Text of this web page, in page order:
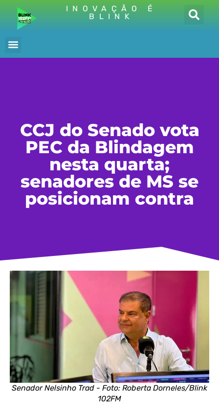
INOVAÇÃO É
BLINK
CCJ do Senado vota
PEC da Blindagem
nesta quarta;
senadores de MS se
posicionam contra
Senador Nelsinho Trad - Foto: Roberta Dorneles/Blink
102FM